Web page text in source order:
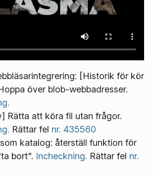
[Historik för kör
över blob-webbadresser.
Rätta att köra fil utan frågor.
Rättar fel nr. 435560
katalog: återställ funktion för
bort". Incheckning. Rättar fel nr.